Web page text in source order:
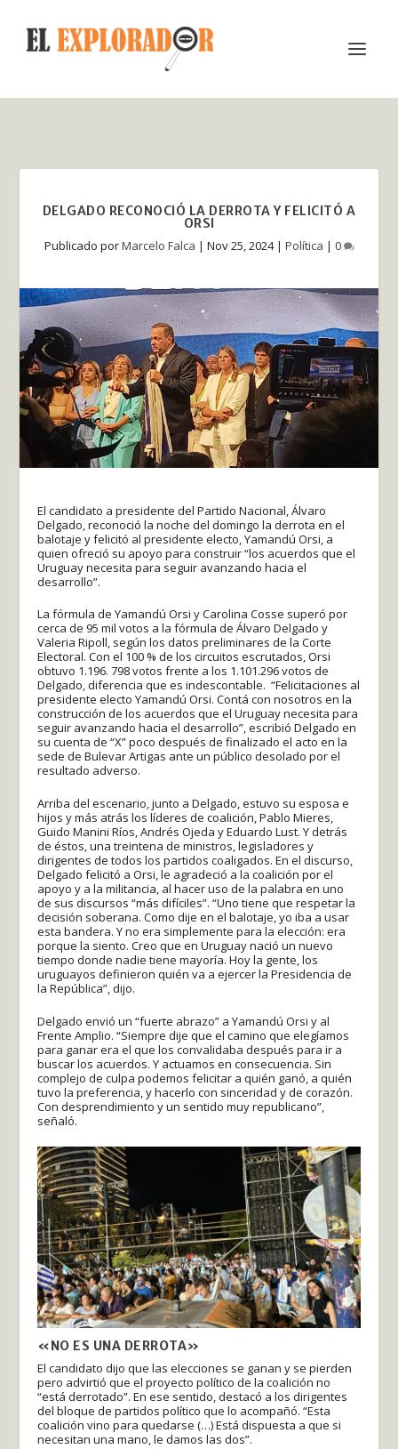
DELGADO RECONOCIÓ LA DERROTA Y FELICITÓ A
ORSI
Publicado porMarcelo Falca | Nov 25, 2024| Política | 0
El candidato a presidente del Partido Nacional, Álvaro
Delgado, reconoció la noche del domingo la derrota en el
balotaje y felicitó al presidente electo, Yamandú Orsi, a
quien ofreció su apoyo para construir “los acuerdos que el
Uruguay necesita para seguir avanzando hacia el
desarrollo”.
La fórmula de Yamandú Orsi y Carolina Cosse superó por
cerca de 95 mil votos a la fórmula de Álvaro Delgado y
Valeria Ripoll, según los datos preliminares de la Corte
Electoral. Con el 100 % de los circuitos escrutados, Orsi
obtuvo 1.196. 798 votos frente a los 1.101.296 votos de
Delgado, diferencia que es indescontable. “Felicitaciones al
presidente electo Yamandú Orsi. Contá con nosotros en la
construcción de los acuerdos que el Uruguay necesita para
seguir avanzando hacia el desarrollo”, escribió Delgado en
su cuenta de “X” poco después de finalizado el acto en la
sede de Bulevar Artigas ante un público desolado por el
resultado adverso.
Arriba del escenario, junto a Delgado, estuvo su esposa e
hijos y más atrás los líderes de coalición, Pablo Mieres,
Guido Manini Ríos, Andrés Ojeda y Eduardo Lust. Y detrás
de éstos, una treintena de ministros, legisladores y
dirigentes de todos los partidos coaligados. En el discurso,
Delgado felicitó a Orsi, le agradeció a la coalición por el
apoyo y a la militancia, al hacer uso de la palabra en uno
de sus discursos “más difíciles”. “Uno tiene que respetar la
decisión soberana. Como dije en el balotaje, yo iba a usar
esta bandera. Y no era simplemente para la elección: era
porque la siento. Creo que en Uruguay nació un nuevo
tiempo donde nadie tiene mayoría. Hoy la gente, los
uruguayos definieron quién va a ejercer la Presidencia de
la República”, dijo.
Delgado envió un “fuerte abrazo” a Yamandú Orsi y al
Frente Amplio. “Siempre dije que el camino que elegíamos
para ganar era el que los convalidaba después para ir a
buscar los acuerdos. Y actuamos en consecuencia. Sin
complejo de culpa podemos felicitar a quién ganó, a quién
tuvo la preferencia, y hacerlo con sinceridad y de corazón.
Con desprendimiento y un sentido muy republicano”,
señaló.
«NO ES UNA DERROTA»
El candidato dijo que las elecciones se ganan y se pierden
pero advirtió que el proyecto político de la coalición no
“está derrotado”. En ese sentido, destacó a los dirigentes
del bloque de partidos político que lo acompañó. “Esta
coalición vino para quedarse (…) Está dispuesta a que si
necesitan una mano, le damos las dos”.